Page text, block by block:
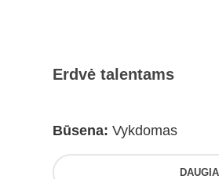
Erdvė talentams
Būsena: Vykdomas